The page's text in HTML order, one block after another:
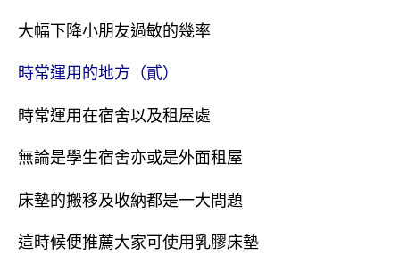
大幅下降小朋友過敏的幾率
時常運用的地方（貳）
時常運用在宿舍以及租屋處
無論是學生宿舍亦或是外面租屋
床墊的搬移及收納都是一大問題
這時候便推薦大家可使用乳膠床墊